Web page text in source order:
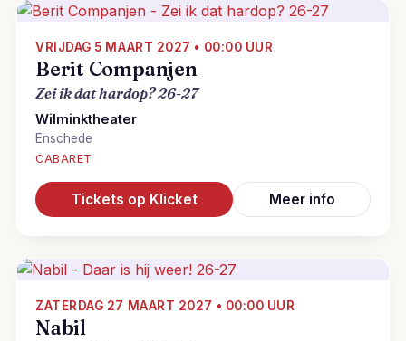
VRIJDAG 5 MAART 2027 • 00:00 UUR
Berit Companjen
Zei ik dat hardop? 26-27
Wilminktheater
Enschede
CABARET
Tickets op Klicket Meer info
ZATERDAG 27 MAART 2027 • 00:00 UUR
Nabil